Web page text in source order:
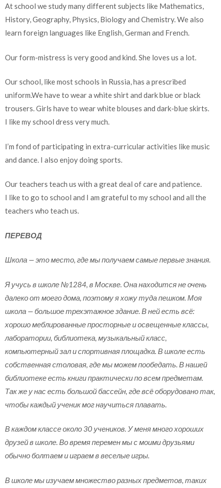
At school we study many different subjects like Mathematics,
History, Geography, Physics, Biology and Chemistry. We also
learn foreign languages like English, German and French.
Our form-mistress is very good and kind. She loves us a lot.
Our school, like most schools in Russia, has a prescribed
uniform.We have to wear a white shirt and dark blue or black
trousers. Girls have to wear white blouses and dark-blue skirts.
I like my school dress very much.
I’m fond of participating in extra-curricular activities like music
and dance. I also enjoy doing sports.
Our teachers teach us with a great deal of care and patience.
I like to go to school and I am grateful to my school and all the
teachers who teach us.
ПЕРЕВОД
Школа — это место, где мы получаем самые первые знания.
Я учусь в школе №1284, в Москве. Она находится не очень
далеко от моего дома, поэтому я хожу туда пешком. Моя
школа — большое трехэтажное здание. В ней есть всё:
хорошо меблированные просторные и освещенные классы,
лаборатории, библиотека, музыкальный класс,
компьютерный зал и спортивная площадка. В школе есть
собственная столовая, где мы можем пообедать. В нашей
библиотеке есть книги практически по всем предметам.
Так же у нас есть большой бассейн, где всё оборудовано так,
чтобы каждый ученик мог научиться плавать.
В каждом классе около 30 учеников. У меня много хороших
друзей в школе. Во время перемен мы с моими друзьями
обычно болтаем и играем в веселые игры.
В школе мы изучаем множество разных предметов, таких